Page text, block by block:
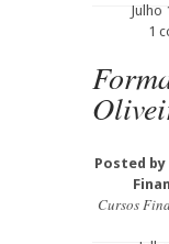
Julho
1
Posted by
Cursos